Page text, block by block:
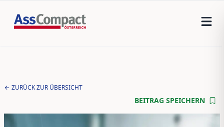
ZURÜCK ZUR ÜBERSICHT
BEITRAG SPEICHERN